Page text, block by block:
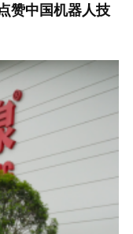
赞中国机器人技